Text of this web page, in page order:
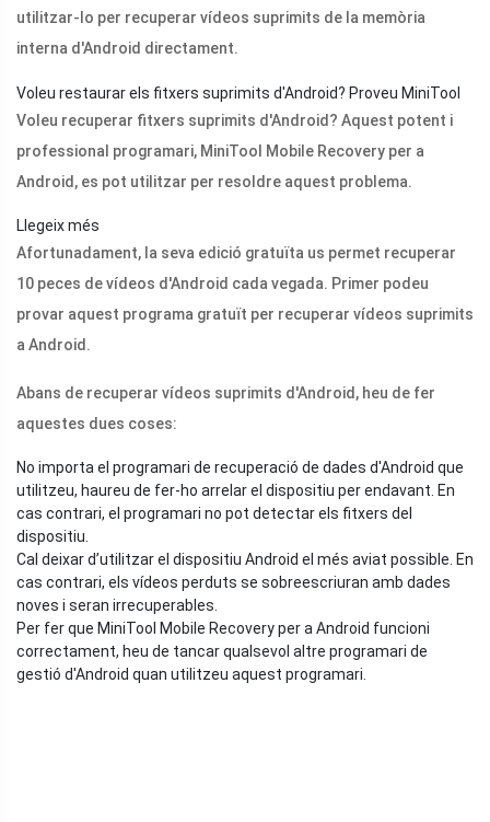
utilitzar-lo per recuperar vídeos suprimits de la memòria
interna d'Android directament.
Voleu restaurar els fitxers suprimits d'Android? Proveu MiniTool
Voleu recuperar fitxers suprimits d'Android? Aquest potent i
professional programari, MiniTool Mobile Recovery per a
Android, es pot utilitzar per resoldre aquest problema.
Llegeix més
Afortunadament, la seva edició gratuïta us permet recuperar
10 peces de vídeos d'Android cada vegada. Primer podeu
provar aquest programa gratuït per recuperar vídeos suprimits
a Android.
Abans de recuperar vídeos suprimits d'Android, heu de fer
aquestes dues coses:
No importa el programari de recuperació de dades d'Android que
utilitzeu, haureu de fer-ho arrelar el dispositiu per endavant. En
cas contrari, el programari no pot detectar els fitxers del
dispositiu.
Cal deixar d’utilitzar el dispositiu Android el més aviat possible. En
cas contrari, els vídeos perduts se sobreescriuran amb dades
noves i seran irrecuperables.
Per fer que MiniTool Mobile Recovery per a Android funcioni
correctament, heu de tancar qualsevol altre programari de
gestió d'Android quan utilitzeu aquest programari.